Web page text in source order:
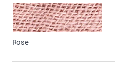
Rose